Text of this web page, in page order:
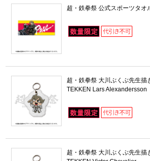
超・鉄拳祭 公式スポーツタ
超・鉄拳祭 大川ぶくぶ先生描
TEKKEN Lars Alexandersson
超・鉄拳祭 大川ぶくぶ先生描